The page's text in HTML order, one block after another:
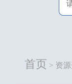
首页 > 资